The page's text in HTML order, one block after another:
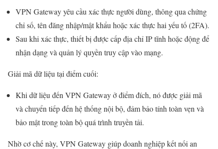
VPN Gateway yêu cầu xác thực người dùng, thông qua chứng
chỉ số, tên đăng nhập/mật khẩu hoặc xác thực hai yếu tố (2FA).
Sau khi xác thực, thiết bị được cấp địa chỉ IP tĩnh hoặc động để
nhận dạng và quản lý quyền truy cập vào mạng.
Giải mã dữ liệu tại điểm cuối:
Khi dữ liệu đến VPN Gateway ở điểm đích, nó được giải mã
và chuyển tiếp đến hệ thống nội bộ, đảm bảo tính toàn vẹn và
bảo mật trong toàn bộ quá trình truyền tải.
Nhờ cơ chế này, VPN Gateway giúp doanh nghiệp kết nối an